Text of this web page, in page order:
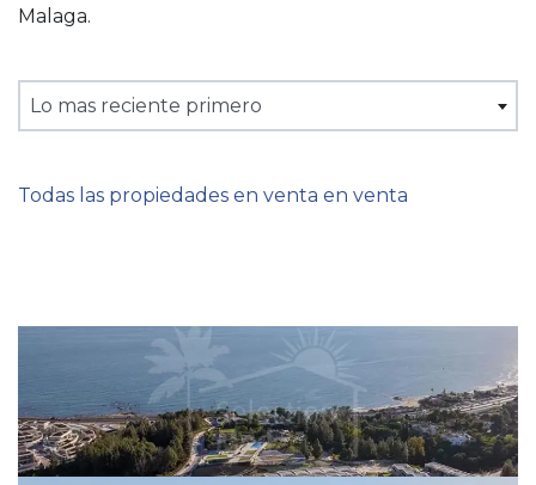
Malaga.
Lo mas reciente primero
Todas las propiedades en venta en venta